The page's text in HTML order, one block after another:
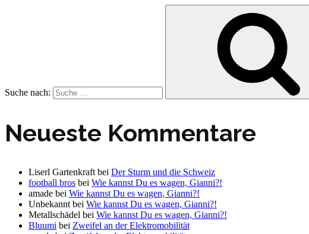
Suche nach:
Neueste Kommentare
Liserl Gartenkraft bei Der Sturm und die Schweiz
football bros bei Wie kannst Du es wagen, Gianni?!
amade bei Wie kannst Du es wagen, Gianni?!
Unbekannt bei Wie kannst Du es wagen, Gianni?!
Metallschädel bei Wie kannst Du es wagen, Gianni?!
Bluumi bei Zweifel an der Elektromobilität